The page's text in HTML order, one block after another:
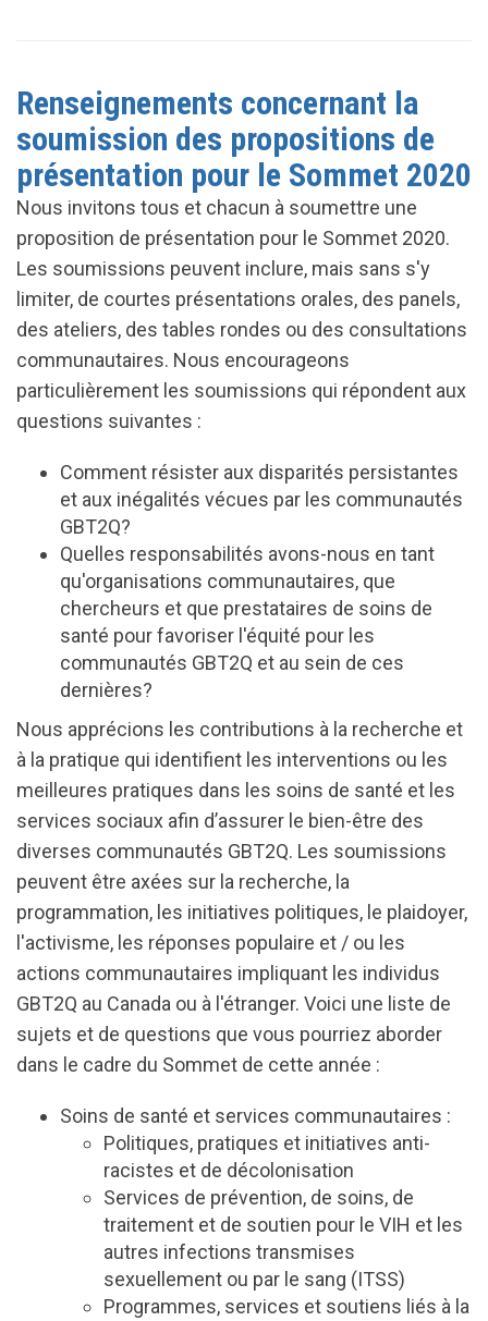
Renseignements concernant la
soumission des propositions de
présentation pour le Sommet 2020
Nous invitons tous et chacun à soumettre une
proposition de présentation pour le Sommet 2020.
Les soumissions peuvent inclure, mais sans s'y
limiter, de courtes présentations orales, des panels,
des ateliers, des tables rondes ou des consultations
communautaires. Nous encourageons
particulièrement les soumissions qui répondent aux
questions suivantes :
Comment résister aux disparités persistantes
et aux inégalités vécues par les communautés
GBT2Q?
Quelles responsabilités avons-nous en tant
qu'organisations communautaires, que
chercheurs et que prestataires de soins de
santé pour favoriser l'équité pour les
communautés GBT2Q et au sein de ces
dernières?
Nous apprécions les contributions à la recherche et
à la pratique qui identifient les interventions ou les
meilleures pratiques dans les soins de santé et les
services sociaux afin d’assurer le bien-être des
diverses communautés GBT2Q. Les soumissions
peuvent être axées sur la recherche, la
programmation, les initiatives politiques, le plaidoyer,
l'activisme, les réponses populaire et / ou les
actions communautaires impliquant les individus
GBT2Q au Canada ou à l'étranger. Voici une liste de
sujets et de questions que vous pourriez aborder
dans le cadre du Sommet de cette année :
Soins de santé et services communautaires :
Politiques, pratiques et initiatives anti-
racistes et de décolonisation
Services de prévention, de soins, de
traitement et de soutien pour le VIH et les
autres infections transmises
sexuellement ou par le sang (ITSS)
Programmes, services et soutiens liés à la